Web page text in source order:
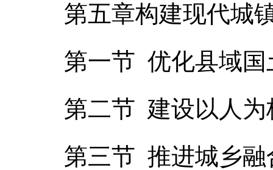
第五章构建现代城
第一节 优化县域国
第二节 建设以人
第三节 推进城乡融